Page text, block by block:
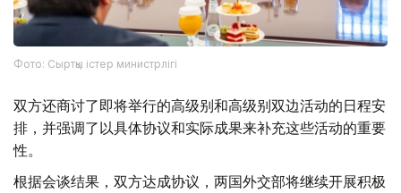
Фото: Сыртқы істер министрлігі
双方还商讨了即将举行的高级别和高级别双边活动的日程安
排，并强调了以具体协议和实际成果来补充这些活动的重要
性。
根据会谈结果，双方达成协议，两国外交部将继续开展积极